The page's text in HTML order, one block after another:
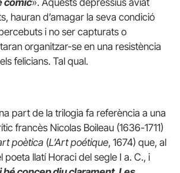
hauran d’amagar la seva condició
i no ser capturats o
organitzar-se en una resistència
felicians. Tal qual.
part de la trilogia fa referència a una
francès Nicolas Boileau (1636-1711)
poètica (L’Art poétique, 1674) que, al
poeta llatí Horaci del segle I a. C., i